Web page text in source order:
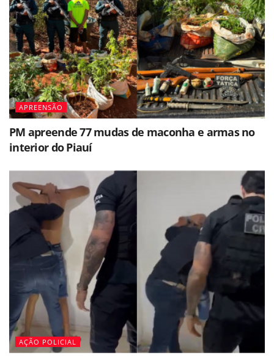
APREENSÃO
PM apreende 77 mudas de maconha e armas no
interior do Piauí
AÇÃO POLICIAL